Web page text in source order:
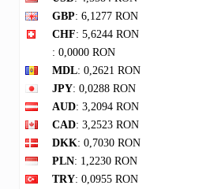
GBP: 6,1277 RON
CHF: 5,6244 RON
: 0,0000 RON
MDL: 0,2621 RON
JPY: 0,0288 RON
AUD: 3,2094 RON
CAD: 3,2523 RON
DKK: 0,7030 RON
PLN: 1,2230 RON
TRY: 0,0955 RON